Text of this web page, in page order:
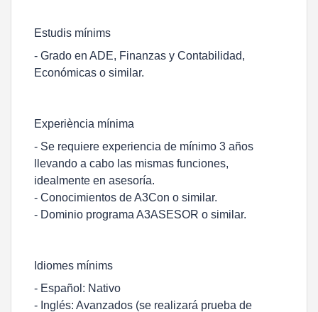
Estudis mínims
- Grado en ADE, Finanzas y Contabilidad,
Económicas o similar.
Experiència mínima
- Se requiere experiencia de mínimo 3 años
llevando a cabo las mismas funciones,
idealmente en asesoría.
- Conocimientos de A3Con o similar.
- Dominio programa A3ASESOR o similar.
Idiomes mínims
- Español: Nativo
- Inglés: Avanzados (se realizará prueba de